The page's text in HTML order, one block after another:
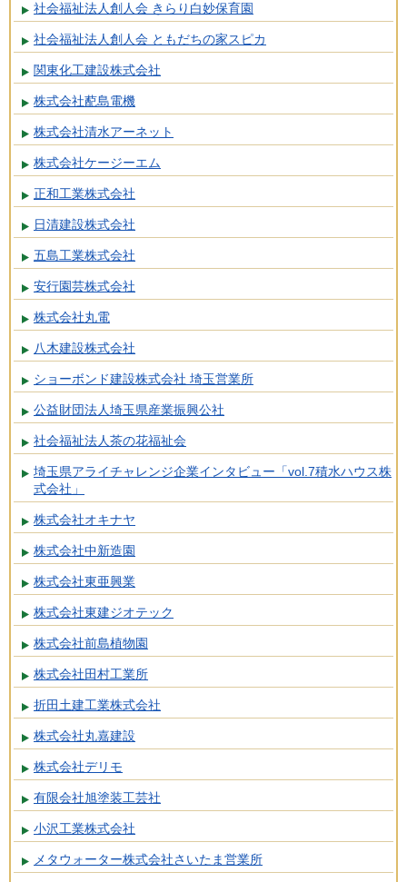
社会福祉法人創人会 きらり白妙保育園
社会福祉法人創人会 ともだちの家スピカ
関東化工建設株式会社
株式会社蓜島電機
株式会社清水アーネット
株式会社ケージーエム
正和工業株式会社
日清建設株式会社
五島工業株式会社
安行園芸株式会社
株式会社丸電
八木建設株式会社
ショーボンド建設株式会社 埼玉営業所
公益財団法人埼玉県産業振興公社
社会福祉法人茶の花福祉会
埼玉県アライチャレンジ企業インタビュー「vol.7積水ハウス株
式会社」
株式会社オキナヤ
株式会社中新造園
株式会社東亜興業
株式会社東建ジオテック
株式会社前島植物園
株式会社田村工業所
折田土建工業株式会社
株式会社丸嘉建設
株式会社デリモ
有限会社旭塗装工芸社
小沢工業株式会社
メタウォーター株式会社さいたま営業所